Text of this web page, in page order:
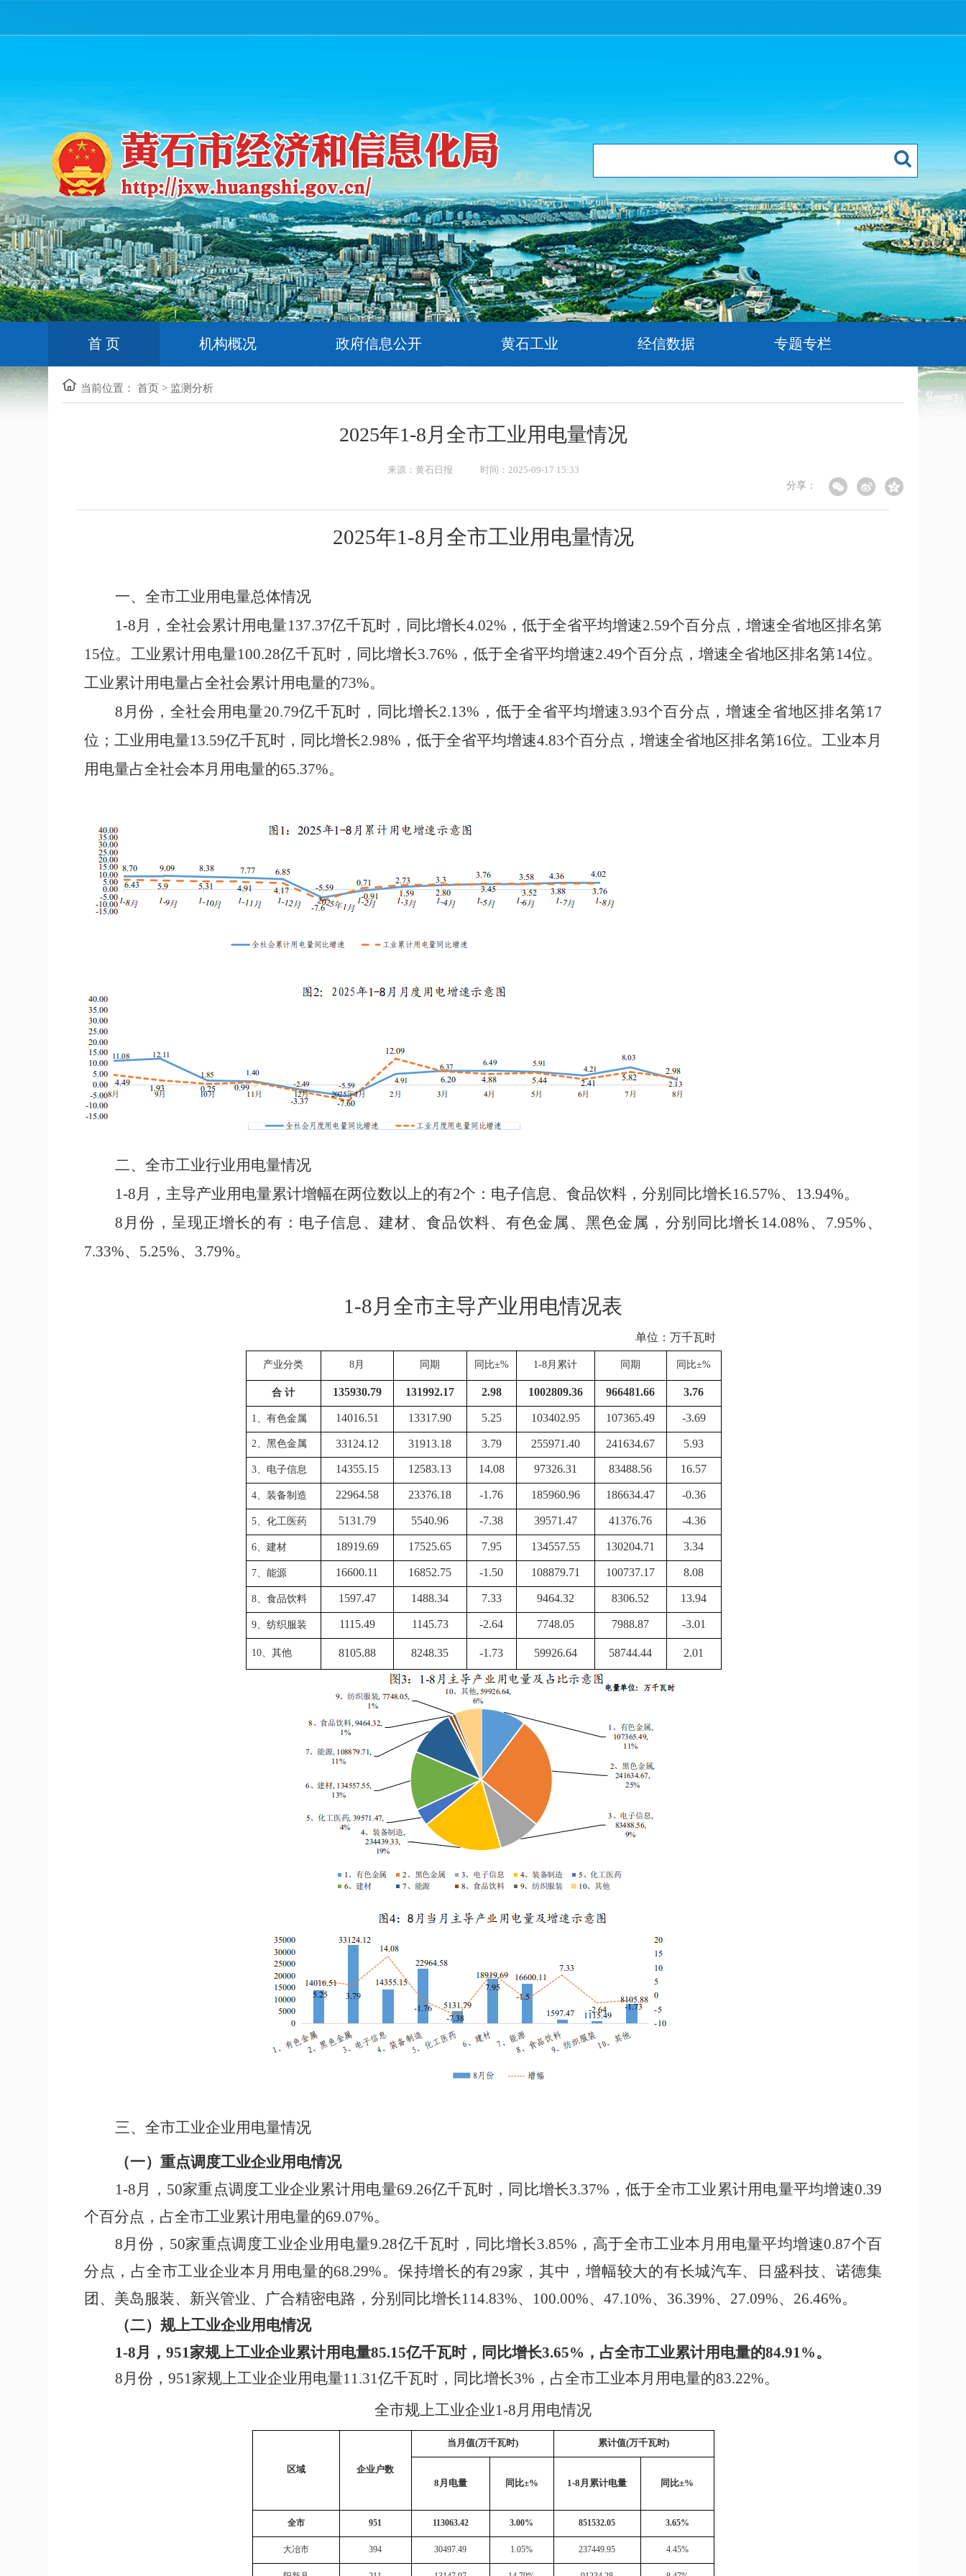
首 页 机构概况 政府信息公开 黄石工业 经信数据 专题专栏
当前位置： 首页 > 监测分析
2025年1-8月全市工业用电量情况
来源：黄石日报 时间：2025-09-17 15:33
分享：
2025年1-8月全市工业用电量情况
一、全市工业用电量总体情况
1-8月，全社会累计用电量137.37亿千瓦时，同比增长4.02% ，低于全省平均增速2.59个百分点，增速全省地区排名第
15位。工业累计用电量100.28亿千瓦时，同比增长3.76% ，低于全省平均增速2.49个百分点，增速全省地区排名第14位。
工业累计用电量占全社会累计用电量的73%。
8 月份 ，全社会用电量20.79亿千瓦时，同比增长2.13% ， 低于全省平均增速3.93个百分点，增速全省地区排名第17
位 ； 工业用电量13.59亿千瓦时，同比增长2.98% ， 低于全省平均增速4.83个百分点，增速全省地区排名第16位。工业本月
用电量占全社会本月用电量的65.37%。
二、 全市工业行业用电量情况
1-8月，主导产业用电量累计增幅在两位数以上的有2个：电子信息、食品饮料， 分别 同比增长16.57%、 13.94%。
8 月份 ， 呈现正增长的有：电子信息、建材、食品饮料、有色金属、黑色金属，分别同比增长 14.08%、 7.95%、
7.33%、 5.25%、 3.79%。
1-8月全市主导产业用电情况表
单位：万千瓦时
产业分类 8月 同期 同比±% 1-8月累计 同期 同比±%
合 计 135930.79 131992.17 2.98 1002809.36 966481.66 3.76
1、有色金属 14016.51 13317.90 5.25 103402.95 107365.49 -3.69
2、黑色金属 33124.12 31913.18 3.79 255971.40 241634.67 5.93
3、电子信息 14355.15 12583.13 14.08 97326.31 83488.56 16.57
4、装备制造 22964.58 23376.18 -1.76 185960.96 186634.47 -0.36
5、化工医药 5131.79 5540.96 -7.38 39571.47 41376.76 -4.36
6、建材 18919.69 17525.65 7.95 134557.55 130204.71 3.34
7、能源 16600.11 16852.75 -1.50 108879.71 100737.17 8.08
8、食品饮料 1597.47 1488.34 7.33 9464.32 8306.52 13.94
9、纺织服装 1115.49 1145.73 -2.64 7748.05 7988.87 -3.01
10、其他 8105.88 8248.35 -1.73 59926.64 58744.44 2.01
三、全市工业企业用电量情况
（一） 重点调度工业企业用电情况
1-8月， 50家重点调度工业企业累计用电量69.26亿千瓦时，同比增长3.37% ，低于全市工业累计用电量平均增速0.39
个百分点 ，占全市工业累计用电量的69.07%。
8月 份 ， 50家重点调度工业企业用电量9.28亿千瓦时，同比增长3.85% ， 高于全市工业本 月用电量平均增速0.87个百
分点 ， 占全市工业企业本 月用电量的68.29%。保持增长的有29家，其中，增幅较大的有长城汽车、日盛科技、诺德集
团、美岛服装、新兴管业、广合精密电路，分别同比增长114.83%、 100.00%、 47.10%、 36.39%、 27.09%、 26.46%。
（二） 规上工业企业用电情况
1-8月， 951家规上工业企业累计用电量85.15亿千瓦时， 同比增长3.65% ， 占全市工业累计用电量的84.91%。
8月 份 ， 951家规上工业企业用电量11.31亿千瓦时 ， 同比增长3% ， 占全市工业本月用电量的83.22%。
全市规上工业企业1-8月用电情况
区域 企业户数
当月值(万千瓦时) 累计值(万千瓦时)
8 月电量 同比±% 1-8 月累计电量 同比±%
全市 951 113063.42 3.00% 851532.05 3.65%
大冶市 394 30497.49 1.05% 237449.95 4.45%